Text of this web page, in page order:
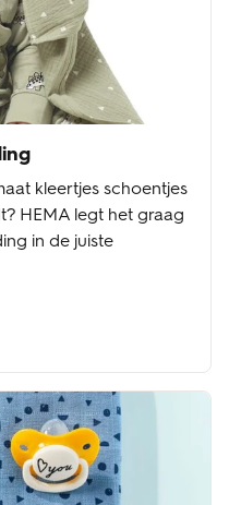
kleertjes schoentjes
HEMA legt het graag
in de juiste